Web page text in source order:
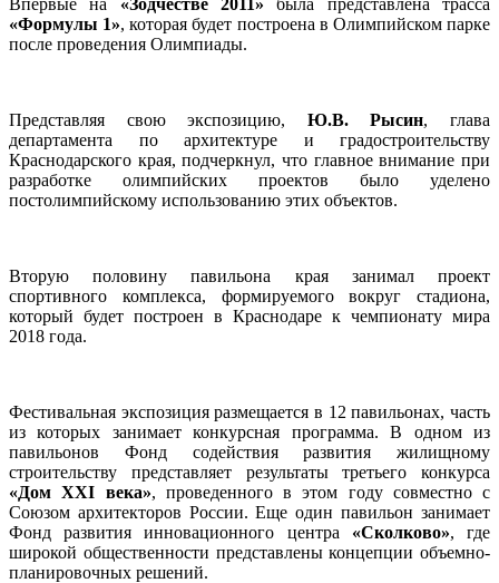
«Формулы 1», которая будет построена в Олимпийском парке
после проведения Олимпиады.
Представляя свою экспозицию, Ю.В. Рысин, глава
департамента по архитектуре и градостроительству
Краснодарского края, подчеркнул, что главное внимание при
разработке олимпийских проектов было уделено
постолимпийскому использованию этих объектов.
Вторую половину павильона края занимал проект
спортивного комплекса, формируемого вокруг стадиона,
который будет построен в Краснодаре к чемпионату мира
2018 года.
Фестивальная экспозиция размещается в 12 павильонах, часть
из которых занимает конкурсная программа. В одном из
павильонов Фонд содействия развития жилищному
строительству представляет результаты третьего конкурса
«Дом XXI века», проведенного в этом году совместно с
Союзом архитекторов России. Еще один павильон занимает
Фонд развития инновационного центра «Сколково», где
широкой общественности представлены концепции объемно-
планировочных решений.